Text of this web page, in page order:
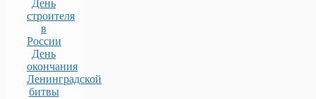
День
строителя
в
России
День
окончания
Ленинградской
битвы